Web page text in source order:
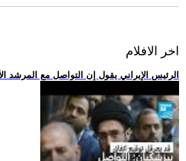
اخر الافلام
.. الرئيس الإيراني يقول إن التواصل مع المرشد